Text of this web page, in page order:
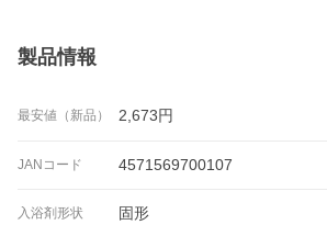
製品情報
最安値（新品） 2,673円
JANコード 4571569700107
入浴剤形状 固形